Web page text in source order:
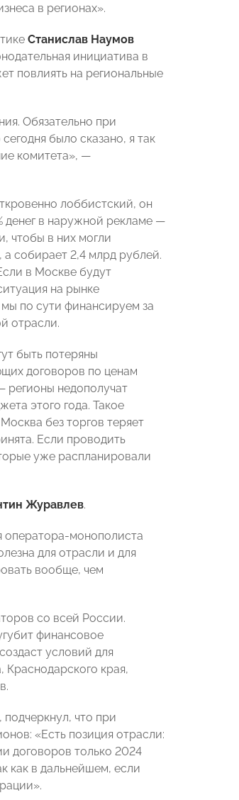
в регионах».
Станислав Наумов
инициатива в
повлиять на региональные
Обязательно при
было сказано, я так
комитета», —
лоббистский, он
денег в наружной рекламе —
чтобы в них могли
собирает 2,4 млрд рублей.
в Москве будут
на рынке
по сути финансируем за
отрасли.
быть потеряны
договоров по ценам
регионы недополучат
этого года. Такое
без торгов теряет
Если проводить
уже распланировали
Журавлев.
оператора-монополиста
для отрасли и для
вообще, чем
со всей России.
финансовое
условий для
Краснодарского края,
, подчеркнул, что при
«Есть позиция отрасли:
договоров только 2024
как в дальнейшем, если